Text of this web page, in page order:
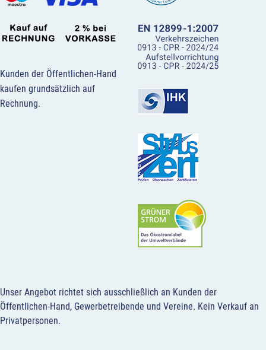
Kunden der Öffentlichen-Hand
kaufen grundsätzlich auf
Rechnung.
Unser Angebot richtet sich ausschließlich an Kunden der
Öffentlichen-Hand, Gewerbetreibende und Vereine. Kein Verkauf an
Privatpersonen.